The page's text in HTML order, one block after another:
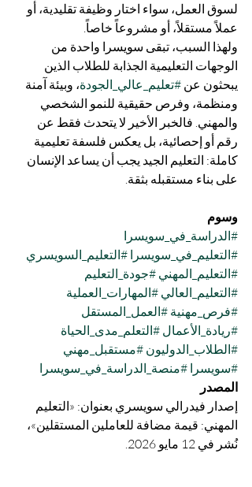
لسوق العمل، سواء اختار وظيفة تقليدية، أو
عملاً مستقلاً، أو مشروعاً خاصاً.
ولهذا السبب، تبقى سويسرا واحدة من
الوجهات التعليمية الجذابة للطلاب الذين
يبحثون عن #تعليم_عالي_الجودة، وبيئة آمنة
ومنظمة، وفرص حقيقية للنمو الشخصي
والمهني. فالخبر الأخير لا يتحدث فقط عن
رقم أو إحصائية، بل يعكس فلسفة تعليمية
كاملة: التعليم الجيد يجب أن يساعد الإنسان
على بناء مستقبله بثقة.
وسوم
#الدراسة_في_سويسرا
#التعليم_في_سويسرا #التعليم_السويسري
#التعليم_المهني #جودة_التعليم
#التعليم_العالي #المهارات_العملية
#فرص_مهنية #العمل_المستقل
#ريادة_الأعمال #التعلم_مدى_الحياة
#الطلاب_الدوليون #مستقبل_مهني
#سويسرا #منصة_الدراسة_في_سويسرا
المصدر
إصدار فيدرالي سويسري بعنوان: «التعليم
المهني: قيمة مضافة للعاملين المستقلين»،
نُشر في 12 مايو 2026.